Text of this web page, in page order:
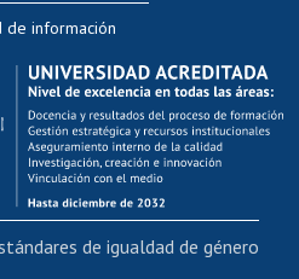
docente
académica
al AUCAI
os
de capacitación
del personal
interna
de información
de igualdad de género